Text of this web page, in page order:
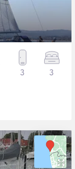
3 3